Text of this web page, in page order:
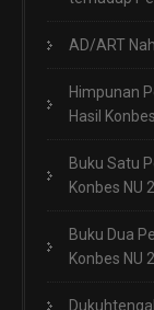
AD/ART
Himpunan
Hasil
Buku Satu
Konbes NU
Buku Dua
Konbes NU